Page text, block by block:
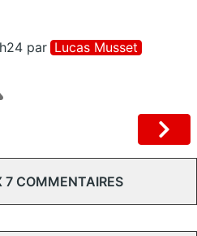
par Lucas Musset
7 COMMENTAIRES